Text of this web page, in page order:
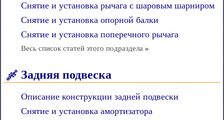
Снятие и установка рычага с шаровым шарниром
Снятие и установка опорной балки
Снятие и установка поперечного рычага
Весь список статей этого подраздела »
Задняя подвеска
Описание конструкции задней подвески
Снятие и установка амортизатора